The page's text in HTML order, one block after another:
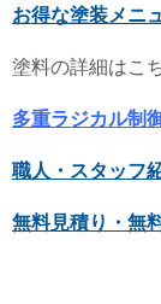
お得な塗装メニ
塗料の詳細はこ
多重ラジカル制
職人・スタッフ
無料見積り・無